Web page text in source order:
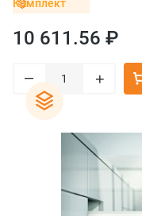
Комплект
10 611.56 ₽
– +